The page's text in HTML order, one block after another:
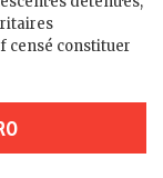
censé constituer